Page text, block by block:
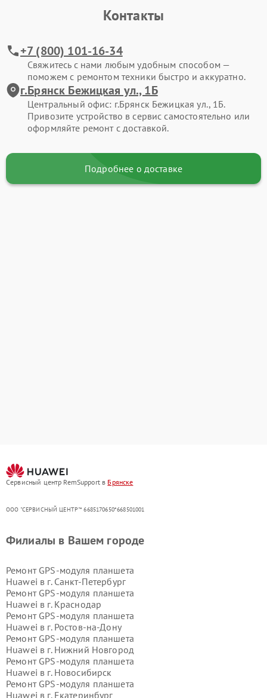
Контакты
+7 (800) 101-16-34
Свяжитесь с нами любым удобным способом —
поможем с ремонтом техники быстро и аккуратно.
г.Брянск Бежицкая ул., 1Б
Центральный офис: г.Брянск Бежицкая ул., 1Б.
Привозите устройство в сервис самостоятельно или
оформляйте ремонт с доставкой.
Подробнее о доставке
Сервисный центр RemSupport в Брянске
ООО "СЕРВИСНЫЙ ЦЕНТР"* 6685170650*668501001
Филиалы в Вашем городе
Ремонт GPS-модуля планшета
Huawei в г. Санкт-Петербург
Ремонт GPS-модуля планшета
Huawei в г. Краснодар
Ремонт GPS-модуля планшета
Huawei в г. Ростов-на-Дону
Ремонт GPS-модуля планшета
Huawei в г. Нижний Новгород
Ремонт GPS-модуля планшета
Huawei в г. Новосибирск
Ремонт GPS-модуля планшета
Huawei в г. Екатеринбург